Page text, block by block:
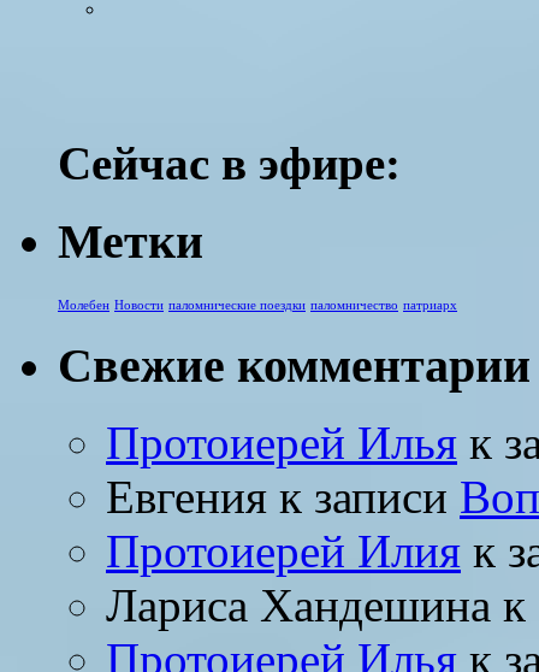
Сейчас в эфире:
Метки
Молебен Новости паломнические поездки паломничество патриарх
Свежие комментарии
Протоиерей Илья к
Евгения к записи
Протоиерей Илия к
Лариса Хандешина к
Протоиерей Илья к